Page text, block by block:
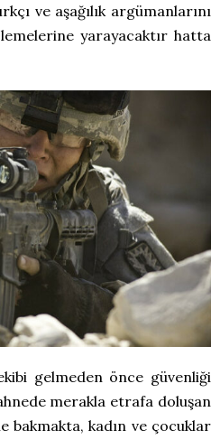
ve aşağılık argümanlarını
yarayacaktır hatta
gelmeden önce güvenliği
merakla etrafa doluşan
bakmakta, kadın ve çocuklar